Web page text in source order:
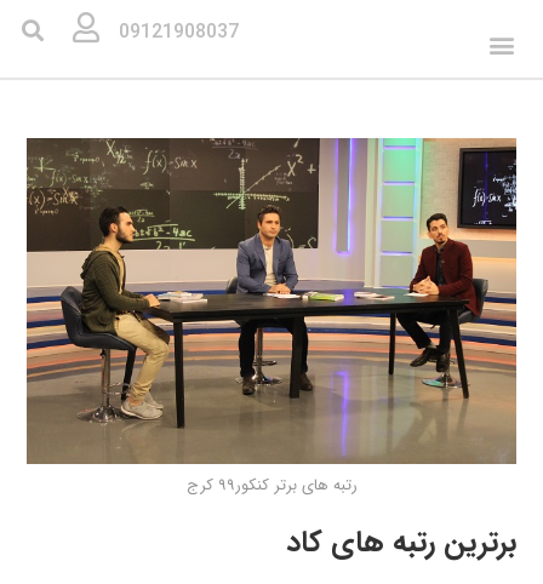
09121908037
رتبه های برتر کنکور99 کرج
برترین رتبه های کاد